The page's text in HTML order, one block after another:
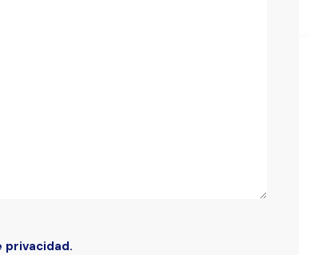
privacidad.